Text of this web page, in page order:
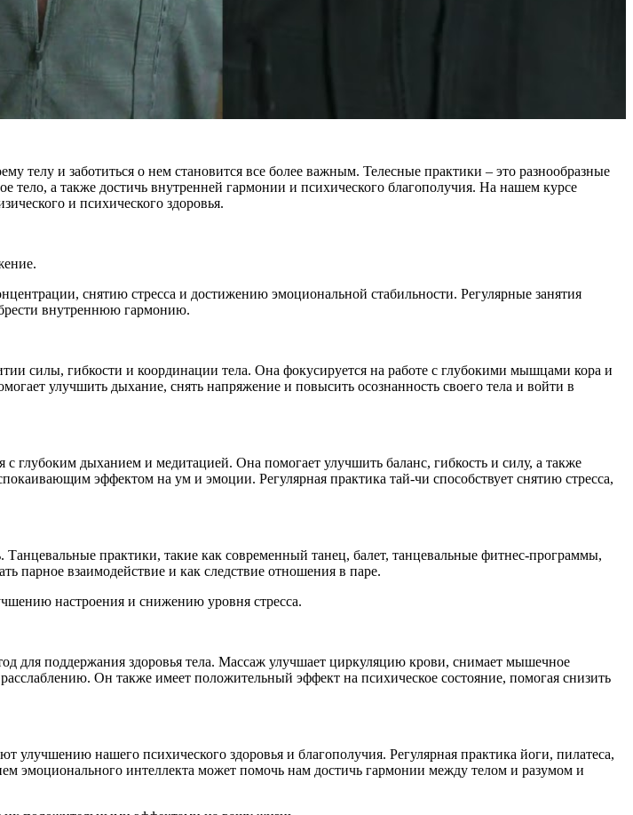
телу и заботиться о нем становится все более важным. Телесные практики – это разнообразные
а также достичь внутренней гармонии и психического благополучия. На нашем курсе
и психического здоровья.
снятию стресса и достижению эмоциональной стабильности. Регулярные занятия
внутреннюю гармонию.
силы, гибкости и координации тела. Она фокусируется на работе с глубокими мышцами кора и
улучшить дыхание, снять напряжение и повысить осознанность своего тела и войти в
глубоким дыханием и медитацией. Она помогает улучшить баланс, гибкость и силу, а также
эффектом на ум и эмоции. Регулярная практика тай-чи способствует снятию стресса,
Танцевальные практики, такие как современный танец, балет, танцевальные фитнес-программы,
парное взаимодействие и как следствие отношения в паре.
настроения и снижению уровня стресса.
для поддержания здоровья тела. Массаж улучшает циркуляцию крови, снимает мышечное
Он также имеет положительный эффект на психическое состояние, помогая снизить
улучшению нашего психического здоровья и благополучия. Регулярная практика йоги, пилатеса,
эмоционального интеллекта может помочь нам достичь гармонии между телом и разумом и